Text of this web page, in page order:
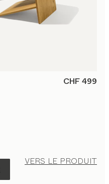
CHF 499
VERS LE PRODUIT